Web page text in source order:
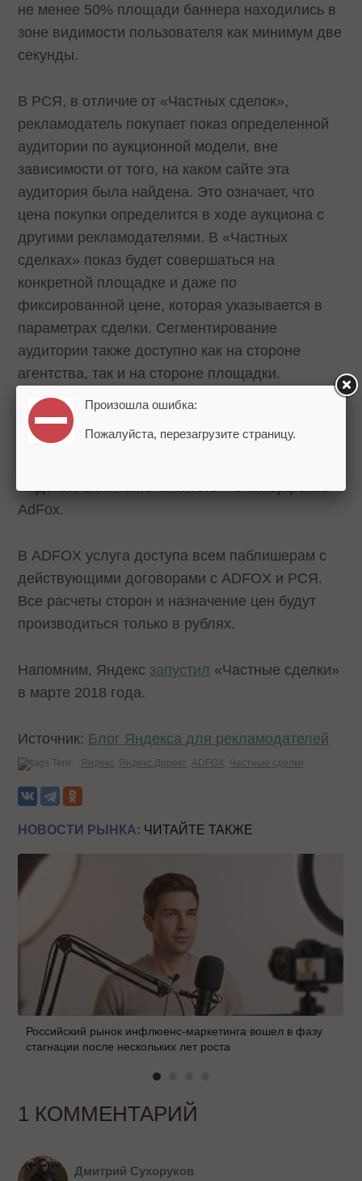
не менее 50% площади баннера находились в
зоне видимости пользователя как минимум две
секунды.
В РСЯ, в отличие от «Частных сделок»,
рекламодатель покупает показ определенной
аудитории по аукционной модели, вне
зависимости от того, на каком сайте эта
аудитория была найдена. Это означает, что
цена покупки определится в ходе аукциона с
другими рекламодателями. В «Частных
сделках» показ будет совершаться на
конкретной площадке и даже по
фиксированной цене, которая указывается в
параметрах сделки. Сегментирование
аудитории также доступно как на стороне
агентства, так и на стороне площадки.
Контакты площадок, подключенных к новой
системе, можно будет найти в закрытом
Яндекса, а контакты агентств – в интерфейсе
AdFox.
В ADFOX услуга доступа всем паблишерам с
действующими договорами с ADFOX и РСЯ.
Все расчеты сторон и назначение цен будут
производиться только в рублях.
Напомним, Яндекс запустил «Частные сделки»
в марте 2018 года.
Источник: Блог Яндекса для рекламодателей
Теги: Яндекс Яндекс.Директ ADFOX Частные сделки
НОВОСТИ РЫНКА: ЧИТАЙТЕ ТАКЖЕ
Российский рынок инфлюенс-маркетинга вошел в фазу
стагнации после нескольких лет роста
1 КОММЕНТАРИЙ
Дмитрий Сухоруков
Произошла ошибка:
Пожалуйста, перезагрузите страницу.